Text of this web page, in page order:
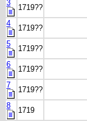
3
1719??
4
1719??
5
1719??
6
1719??
7
1719??
8
1719